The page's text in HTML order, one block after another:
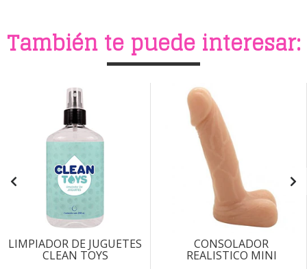
También te puede interesar:
LIMPIADOR DE JUGUETES
CLEAN TOYS
CONSOLADOR
REALISTICO MINI